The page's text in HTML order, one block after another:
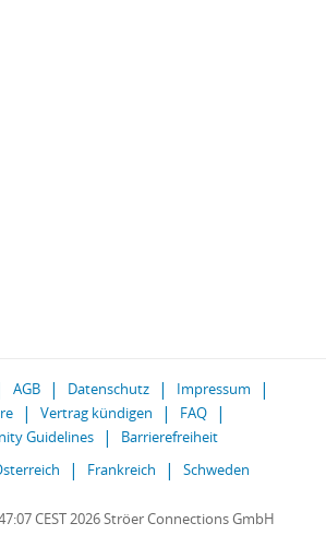
AGB Datenschutz
Impressum
Vertrag kündigen
FAQ
Guidelines
Barrierefreiheit
Frankreich Schweden
CEST 2026 Ströer Connections GmbH